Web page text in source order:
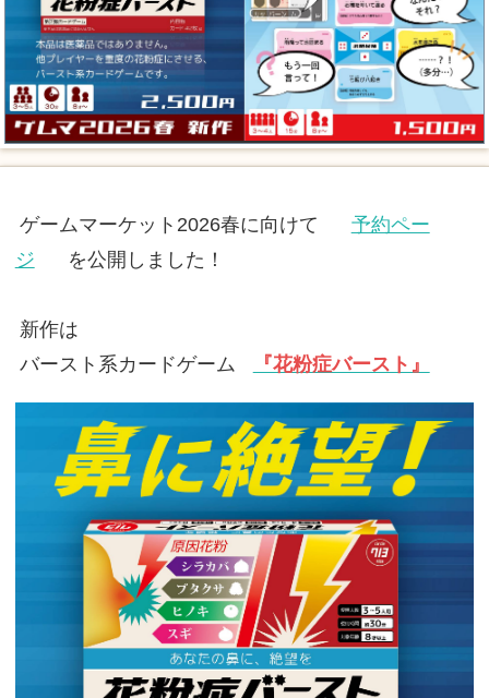
ゲームマーケット2026春に向けて
予約ペー
ジ
を公開しました！
新作は
バースト系カードゲーム
『花粉症バースト』